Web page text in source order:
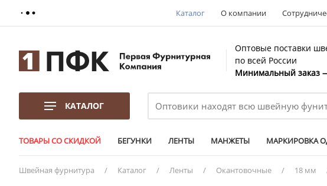
Каталог О компании
Оптовые поставки
по всей России
Минимальный заказ
КАТАЛОГ
ТОВАРЫ СО СКИДКОЙ БЕГУНКИ ЛЕНТЫ МАНЖЕТЫ МАРКИРОВКА
Швейная фурнитура / Каталог / Ленты / Окантовочные / 18 мм